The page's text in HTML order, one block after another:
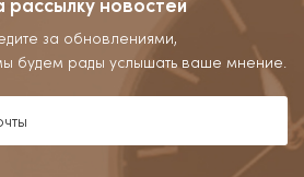
рассылку новостей
за обновлениями,
будем рады услышать ваше мнение.